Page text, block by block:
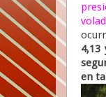
4,13
en